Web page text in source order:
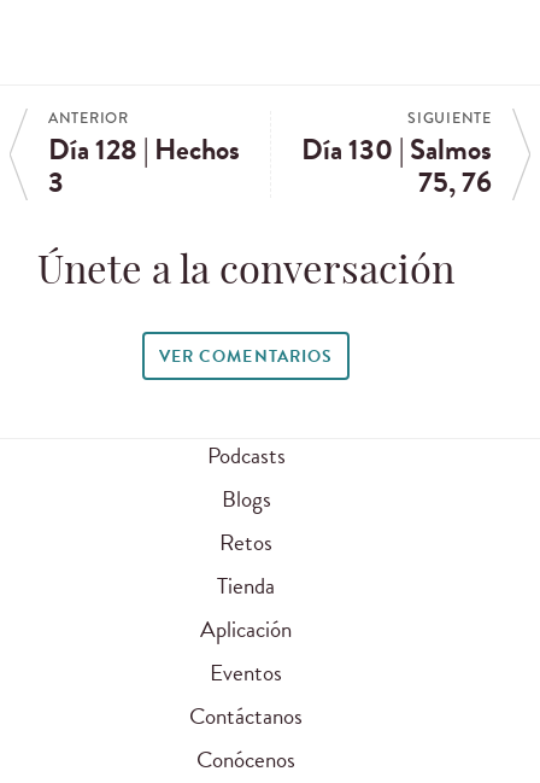
ANTERIOR
Día 128 | Hechos
3
SIGUIENTE
Día 130 | Salmos
75, 76
Únete a la conversación
VER COMENTARIOS
Podcasts
Blogs
Retos
Tienda
Aplicación
Eventos
Contáctanos
Conócenos